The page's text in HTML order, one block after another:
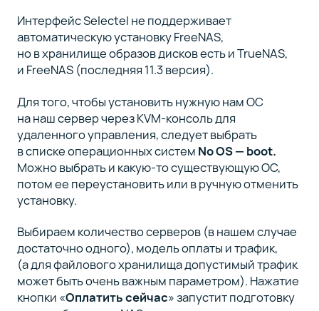
Интерфейс Selectel не поддерживает
автоматическую установку FreeNAS,
но в хранилище образов дисков есть и TrueNAS,
и FreeNAS (последняя 11.3 версия).
Для того, чтобы установить нужную нам ОС
на наш сервер через KVM-консоль для
удаленного управления, следует выбрать
в списке операционных систем No OS — boot.
Можно выбрать и какую-то существующую ОС,
потом ее переустановить или в ручную отменить
установку.
Выбираем количество серверов (в нашем случае
достаточно одного), модель оплаты и трафик,
(а для файлового хранилища допустимый трафик
может быть очень важным параметром). Нажатие
кнопки «Оплатить сейчас» запустит подготовку